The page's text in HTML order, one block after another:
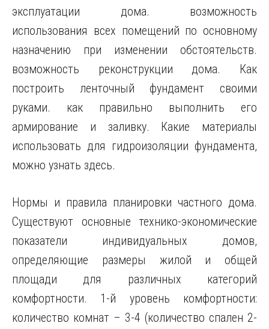
эксплуатации дома. возможность
использования всех помещений по основному
назначению при изменении обстоятельств.
возможность реконструкции дома. Как
построить ленточный фундамент своими
руками. как правильно выполнить его
армирование и заливку. Какие материалы
использовать для гидроизоляции фундамента,
можно узнать здесь.
Нормы и правила планировки частного дома.
Существуют основные технико-экономические
показатели индивидуальных домов,
определяющие размеры жилой и общей
площади для различных категорий
комфортности. 1-й уровень комфортности:
количество комнат – 3-4 (количество спален 2-